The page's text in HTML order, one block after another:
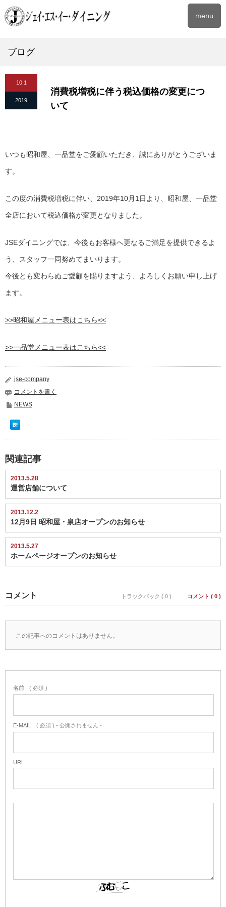
menu
ブログ
10.1
2019
消費税増税に伴う税込価格の変更につ
いて
いつも昭和屋、一品堂をご愛顧いただき、誠にありがとうございま
す。
この度の消費税増税に伴い、2019年10月1日より、昭和屋、一品堂
全店において税込価格が変更となりました。
JSEダイニングでは、今後もお客様へ更なるご満足を提供できるよ
う、スタッフ一同努めてまいります。
今後とも変わらぬご愛顧を賜りますよう、よろしくお願い申し上げ
ます。
>>昭和屋メニュー表はこちら<<
>>一品堂メニュー表はこちら<<
jse-company
コメントを書く
NEWS
関連記事
2013.5.28
運営店舗について
2013.12.2
12月9日 昭和屋・泉店オープンのお知らせ
2013.5.27
ホームページオープンのお知らせ
コメント トラックバック ( 0 ) コメント ( 0 )
この記事へのコメントはありません。
名前 ( 必須 )
E-MAIL ( 必須 ) - 公開されません -
URL